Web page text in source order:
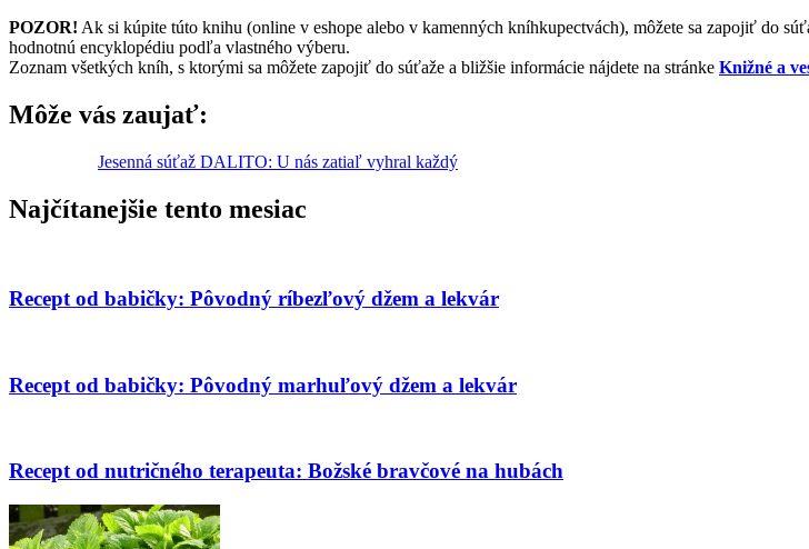
POZOR! Ak si kúpite túto knihu (online v eshope alebo v kamenných kníhkupectvách), môžete sa zapojiť do
hodnotnú encyklopédiu podľa vlastného výberu.
Zoznam všetkých kníh, s ktorými sa môžete zapojiť do súťaže a bližšie informácie nájdete na stránke Knižné a
Môže vás zaujať:
Jesenná súťaž DALITO: U nás zatiaľ vyhral každý
Najčítanejšie tento mesiac
Recept od babičky: Pôvodný ríbezľový džem a lekvár
Recept od babičky: Pôvodný marhuľový džem a lekvár
Recept od nutričného terapeuta: Božské bravčové na hubách